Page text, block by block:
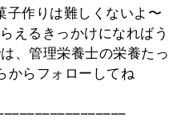
作りは難しくないよ〜
えるきっかけになればう
、管理栄養士の栄養たっ
からフォローしてね